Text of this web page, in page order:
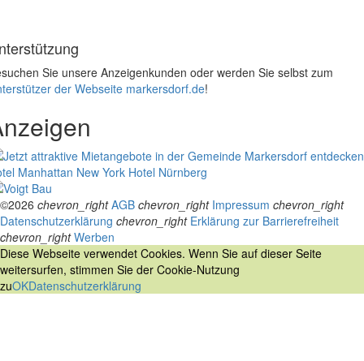
Sie unsere Anzeigenkunden oder werden Sie selbst zum
der Webseite markersdorf.de!
Manhattan New York Hotel Nürnberg
©2026 chevron_right AGB chevron_right Impressum chevron_right
Datenschutzerklärung chevron_right Erklärung zur Barrierefreiheit
chevron_right Werben
Diese Webseite verwendet Cookies. Wenn Sie auf dieser Seite
weitersurfen, stimmen Sie der Cookie-Nutzung
zuOKDatenschutzerklärung